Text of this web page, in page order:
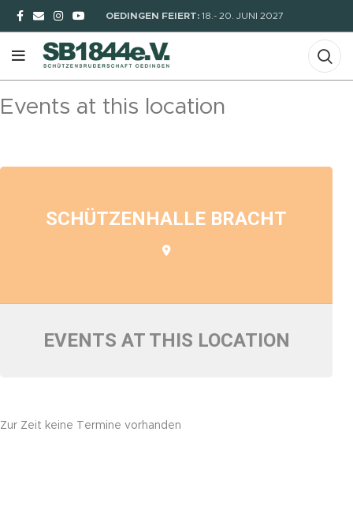
OEDINGEN FEIERT: 18.- 20. JUNI 2027
Events at this location
SCHÜTZENHALLE BRACHT
EVENTS AT THIS LOCATION
Zur Zeit keine Termine vorhanden